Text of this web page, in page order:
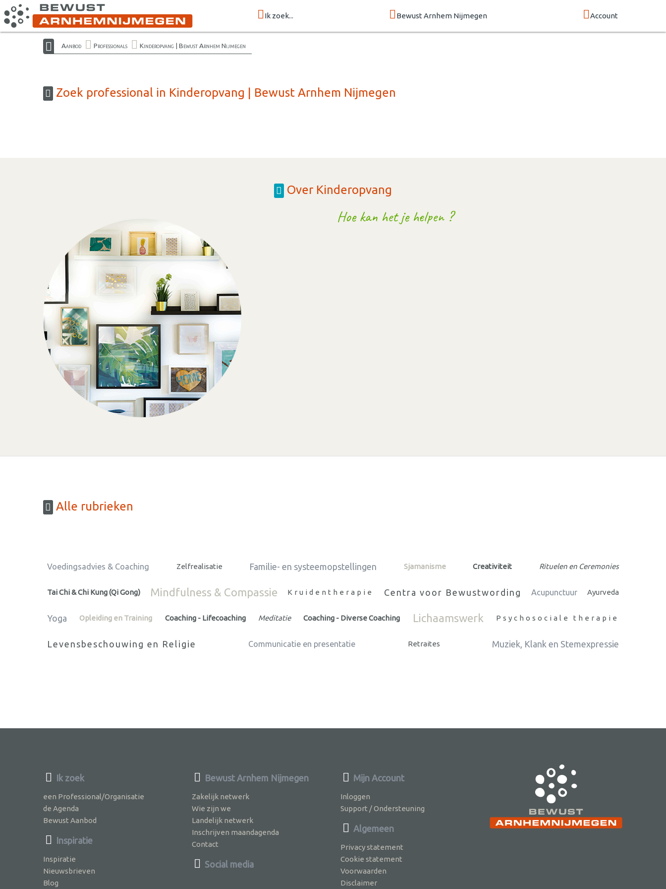
Ik zoek... Bewust Arnhem Nijmegen Account
Aanbod Professionals Kinderopvang | Bewust Arnhem Nijmegen
Zoek professional in Kinderopvang | Bewust Arnhem Nijmegen
Over Kinderopvang
Hoe kan het je helpen ?
Alle rubrieken
Voedingsadvies & Coaching Zelfrealisatie Familie- en systeemopstellingen Sjamanisme Creativiteit Rituelen en Ceremonies
Tai Chi & Chi Kung (Qi Gong) Mindfulness & Compassie Kruidentherapie Centra voor Bewustwording Acupunctuur Ayurveda
Yoga Opleiding en Training Coaching - Lifecoaching Meditatie Coaching - Diverse Coaching Lichaamswerk Psychosociale therapie
Levensbeschouwing en Religie Communicatie en presentatie Retraites Muziek, Klank en Stemexpressie
Ik zoek
een Professional/Organisatie
de Agenda
Bewust Aanbod
Inspiratie
Inspiratie
Nieuwsbrieven
Blog
Bewust Arnhem Nijmegen
Zakelijk netwerk
Wie zijn we
Landelijk netwerk
Inschrijven maandagenda
Contact
Social media
Mijn Account
Inloggen
Support / Ondersteuning
Algemeen
Privacy statement
Cookie statement
Voorwaarden
Disclaimer